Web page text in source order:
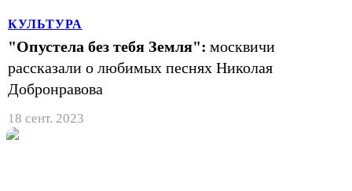
КУЛЬТУРА
"Опустела без тебя Земля": москвичи
рассказали о любимых песнях Николая
Добронравова
18 сент. 2023